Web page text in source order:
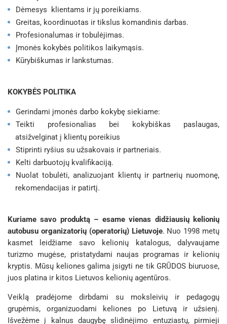
Dėmesys klientams ir jų poreikiams.
Greitas, koordinuotas ir tikslus komandinis darbas.
Profesionalumas ir tobulėjimas.
Įmonės kokybės politikos laikymąsis.
Kūrybiškumas ir lankstumas.
KOKYBĖS POLITIKA
Gerindami įmonės darbo kokybę siekiame:
Teikti profesionalias bei kokybiškas paslaugas,
atsižvelginat į klientų poreikius
Stiprinti ryšius su užsakovais ir partneriais.
Kelti darbuotojų kvalifikaciją.
Nuolat tobulėti, analizuojant klientų ir partnerių nuomonę,
rekomendacijas ir patirtį.
Kuriame savo produktą – esame vienas didžiausių kelionių
autobusu organizatorių (operatorių) Lietuvoje. Nuo 1998 metų
kasmet leidžiame savo kelionių katalogus, dalyvaujame
turizmo mugėse, pristatydami naujas programas ir kelionių
kryptis. Mūsų keliones galima įsigyti ne tik GRŪDOS biuruose,
juos platina ir kitos Lietuvos kelionių agentūros.
Veiklą pradėjome dirbdami su moksleivių ir pedagogų
grupėmis, organizuodami keliones po Lietuvą ir užsienį.
Išvežėme į kalnus daugybę slidinėjimo entuziastų, pirmieji